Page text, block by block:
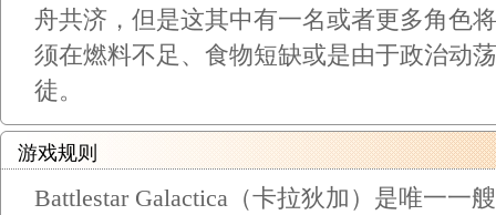
舟共济，但是这其中有一名或者更多角色
须在燃料不足、食物短缺或是由于政治动
徒。
游戏规则
Battlestar Galactica（卡拉狄加）是唯一一